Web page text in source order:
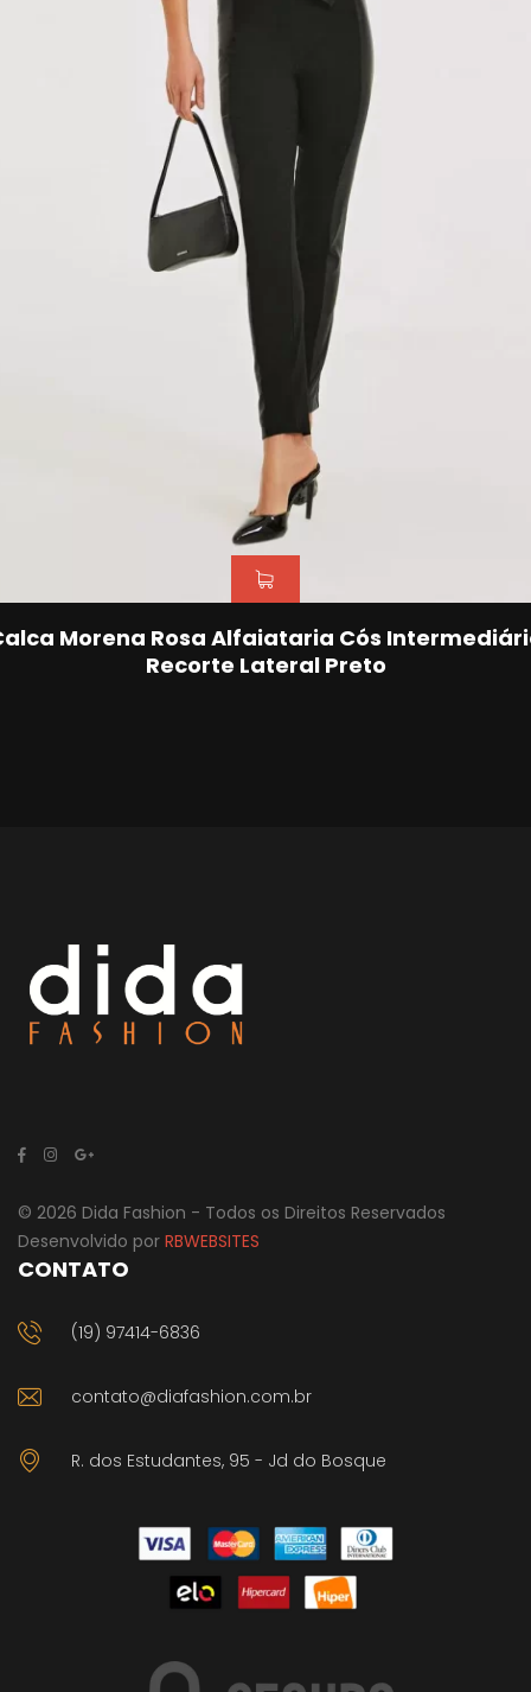
Morena Rosa Alfaiataria Cós
Recorte Lateral Preto
© 2026 Dida Fashion - Todos os Direitos Reservados
Desenvolvido por RBWEBSITES
CONTATO
(19) 97414-6836
contato@diafashion.com.br
R. dos Estudantes, 95 - Jd do Bosque